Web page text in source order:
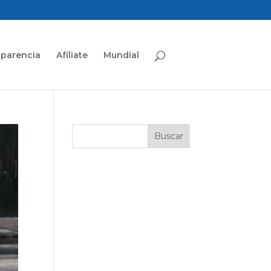
Afíliate Mundial